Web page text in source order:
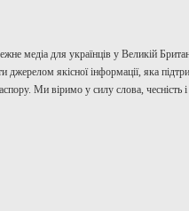
медіа для українців у Великій
якісної інформації, яка
Ми віримо у силу слова, чесність